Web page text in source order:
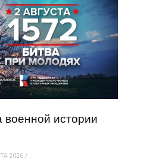
военной истории
2026